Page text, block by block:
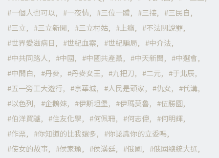
一個人也可以
一夜情 三位一體 三接
三民自
三立
三立新聞 三立村姑 上癮
不法關說罪
世界愛滋病日
世紀血案 世紀騙局
中介法
中共同路人
中國 中國共產黨 中天新聞
中選會
中間白
丹麥 丹麥女王 九把刀 二元
于北辰
五一勞工大遊行
京華城 人民是頭家 仇女
代溝
以色列
企鵝妹 伊斯坦堡 伊瑪莫魯
伍勝園
伯洋買驢
住友化學 何佩珊 何志偉
何明輝
作票
你知道的比我還多
你認識你的立委嗎
使女的故事
侯家瑜 侯漢廷 俄國
俄國總統大選